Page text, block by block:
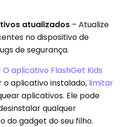
atualizados – Atualize
no dispositivo de
de segurança.
O aplicativo FlashGet Kids
o aplicativo instalado, limitar
aplicativos. Ele pode
qualquer
do gadget do seu filho.